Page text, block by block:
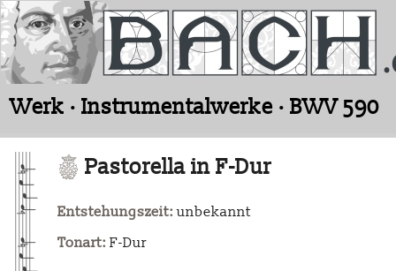
Werk · Instrumentalwerke · BWV 590
Pastorella in F-Dur
Entstehungszeit: unbekannt
Tonart: F-Dur